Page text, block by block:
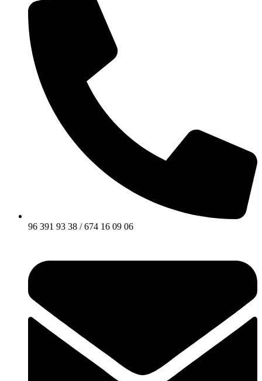
96 391 93 38 / 674 16 09 06